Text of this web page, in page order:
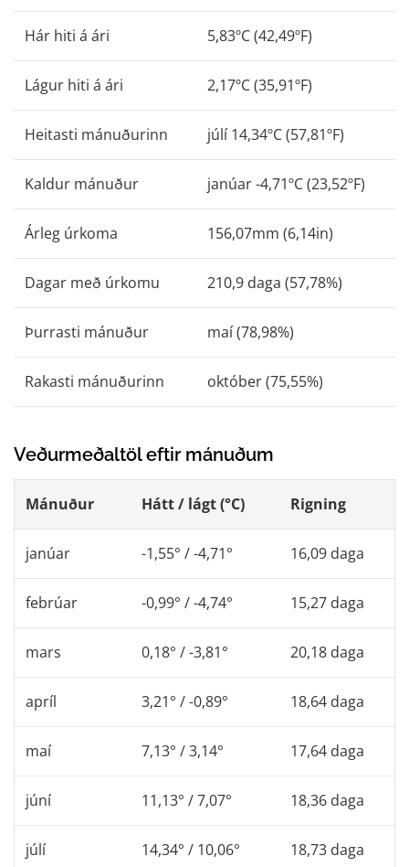
Hár hiti á ári 5,83ºC (42,49ºF)
Lágur hiti á ári 2,17ºC (35,91ºF)
Heitasti mánuðurinn júlí 14,34ºC (57,81ºF)
Kaldur mánuður janúar -4,71ºC (23,52ºF)
Árleg úrkoma 156,07mm (6,14in)
Dagar með úrkomu 210,9 daga (57,78%)
Þurrasti mánuður maí (78,98%)
Rakasti mánuðurinn október (75,55%)
Veðurmeðaltöl eftir mánuðum
Mánuður Hátt / lágt (°C) Rigning
janúar -1,55° / -4,71° 16,09 daga
febrúar -0,99° / -4,74° 15,27 daga
mars 0,18° / -3,81° 20,18 daga
apríl 3,21° / -0,89° 18,64 daga
maí 7,13° / 3,14° 17,64 daga
júní 11,13° / 7,07° 18,36 daga
júlí 14,34° / 10,06° 18,73 daga